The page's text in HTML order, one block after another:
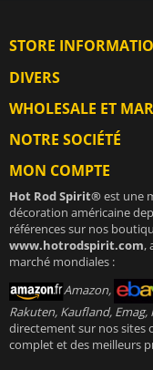
STORE
DIVERS
WHOLESALE ET
NOTRE SOCIÉTÉ
MON COMPTE
Hot Rod Spirit®est une
décoration américaine
références sur nos
www.hotrodspirit.com,
marché mondiales :
Amazon,
Rakuten, Kaufland,
directement sur nos sites
complet et des meilleurs